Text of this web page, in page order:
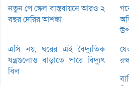
নতুন পে স্কেল বাস্তবায়নে আরও ২
বছর দেরির আশঙ্কা
এসি নয়, ঘরের এই বৈদ্যুতিক
যন্ত্রগুলোও বাড়াতে পারে বিদ্যুৎ
বিল